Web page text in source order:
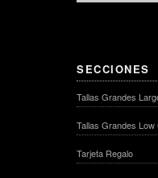
SECCIONES
Tallas Grandes
Tallas Grandes Low
Tarjeta Regalo